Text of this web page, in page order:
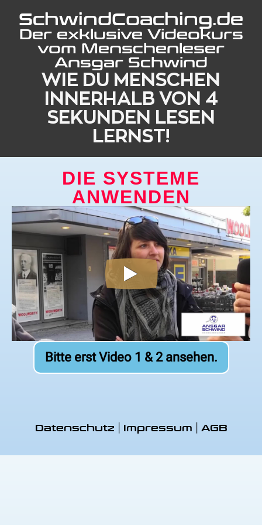
SchwindCoaching.de
Der exklusive Videokurs
vom Menschenleser
Ansgar Schwind
WIE DU MENSCHEN
INNERHALB VON 4
SEKUNDEN LESEN
LERNST!
DIE SYSTEME
ANWENDEN
Bitte erst Video 1 & 2 ansehen.
Datenschutz Impressum AGB